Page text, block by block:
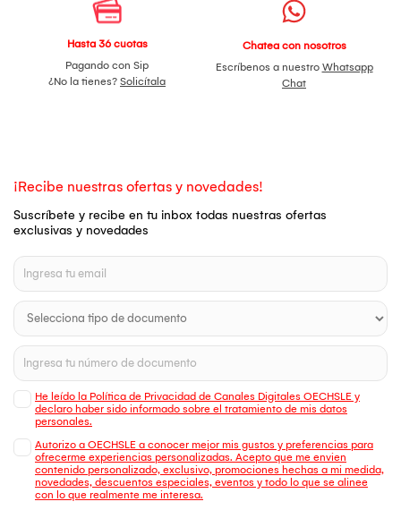
Hasta 36 cuotas
Pagando con Sip
¿No la tienes? Solicítala
Chatea con nosotros
Escríbenos a nuestro Whatsapp
Chat
¡Recibe nuestras ofertas y novedades!
Suscríbete y recibe en tu inbox todas nuestras ofertas
exclusivas y novedades
He leído la Política de Privacidad de Canales Digitales OECHSLE y
declaro haber sido informado sobre el tratamiento de mis datos
personales.
Autorizo a OECHSLE a conocer mejor mis gustos y preferencias para
ofrecerme experiencias personalizadas. Acepto que me envien
contenido personalizado, exclusivo, promociones hechas a mi medida,
novedades, descuentos especiales, eventos y todo lo que se alinee
con lo que realmente me interesa.